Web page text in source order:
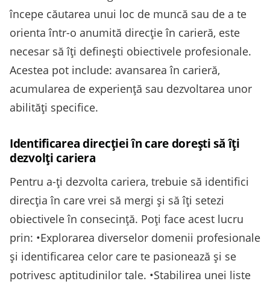
începe căutarea unui loc de muncă sau de a te
orienta într-o anumită direcție în carieră, este
necesar să îți definești obiectivele profesionale.
Acestea pot include: avansarea în carieră,
acumularea de experiență sau dezvoltarea unor
abilități specifice.
Identificarea direcției în care dorești să îți
dezvolți cariera
Pentru a-ți dezvolta cariera, trebuie să identifici
direcția în care vrei să mergi și să îți setezi
obiectivele în consecință. Poți face acest lucru
prin: •Explorarea diverselor domenii profesionale
și identificarea celor care te pasionează și se
potrivesc aptitudinilor tale. •Stabilirea unei liste